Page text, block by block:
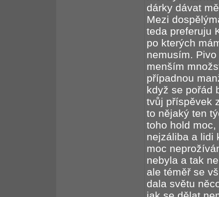
dárky dávat
Mezi
teda preferuju
po kterých
nemusím.
menším
případnou
když se pořád
tvůj příspěvek
to nějaký ten
toho hold
nejzáliba a lidi
moc
nebyla a tak
ale téměř se
dala světu